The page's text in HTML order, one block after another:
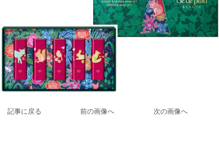
記事に戻る 前の画像へ 次の画像へ